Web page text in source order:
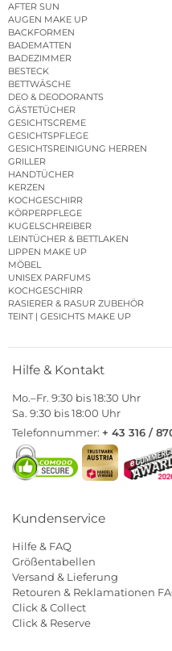
AFTER SUN
AUGEN MAKE UP
BACKFORMEN
BADEMATTEN
BADEZIMMER
BESTECK
BETTWÄSCHE
DEO & DEODORANTS
GÄSTETÜCHER
GESICHTSCREME
GESICHTSPFLEGE
GESICHTSREINIGUNG HERREN
GRILLER
HANDTÜCHER
KERZEN
KOCHGESCHIRR
KÖRPERPFLEGE
KUGELSCHREIBER
LEINTÜCHER & BETTLAKEN
LIPPEN MAKE UP
MÖBEL
UNISEX PARFUMS
KOCHGESCHIRR
RASIERER & RASUR ZUBEHÖR
TEINT | GESICHTS MAKE UP
Hilfe & Kontakt
Mo.–Fr. 9:30 bis 18:30 Uhr
Sa. 9:30 bis 18:00 Uhr
Telefonnummer: + 43 316 /
Kundenservice
Hilfe & FAQ
Größentabellen
Versand & Lieferung
Retouren & Reklamationen
Click & Collect
Click & Reserve